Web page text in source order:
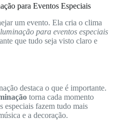
para Eventos Especiais
um evento. Ela cria o clima
para eventos especiais
que tudo seja visto claro e
destaca o que é importante.
torna cada momento
especiais fazem tudo mais
e a decoração.